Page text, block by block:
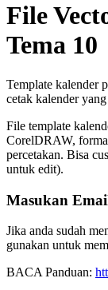
File
Tema 10
Template kalender
cetak kalender
File template
CorelDRAW,
percetakan. Bisa
untuk edit).
Masukan
Jika anda sudah
gunakan untuk
BACA Panduan: